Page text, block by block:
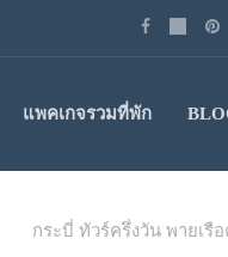
แพคเกจรวมที่พัก
กระบี่ ทัวร์ครึ่งวัน พายเรื